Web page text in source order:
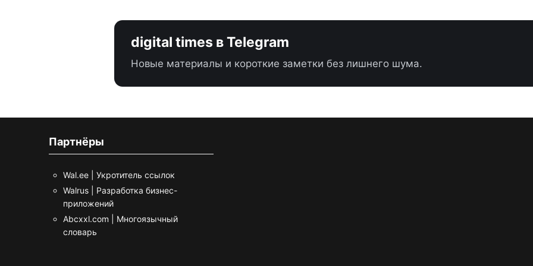
digital times в Telegram
Новые материалы и короткие заметки без лишнего шума.
Партнёры
Wal.ee | Укротитель ссылок
Walrus | Разработка бизнес-
приложений
Abcxxl.com | Многоязычный
словарь